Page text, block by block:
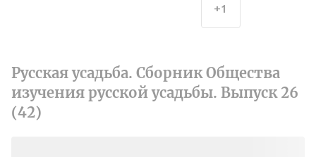
Русская усадьба. Сборник Общества
изучения русской усадьбы. Выпуск 26
(42)
+1